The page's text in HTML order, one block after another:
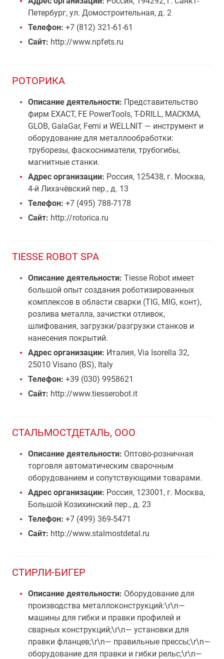
Петербург, ул. Домостроительная, д. 2
Телефон: +7 (812) 321-61-61
Сайт: http://www.npfets.ru
РОТОРИКА
Описание деятельности: Представительство
фирм EXACT, FE PowerTools, T-DRILL, MACKMA,
GLOB, GalaGar, Femi и WELLNIT — инструмент и
оборудование для металлообработки:
труборезы, фаскосниматели, трубогибы,
магнитные станки.
Адрес организации: Россия, 125438, г. Москва,
4-й Лихачёвский пер., д. 13
Телефон: +7 (495) 788-7178
Сайт: http://rotorica.ru
TIESSE ROBOT SPA
Описание деятельности: Tiesse Robot имеет
большой опыт создания роботизированных
комплексов в области сварки (TIG, MIG, конт),
розлива металла, зачистки отливок,
шлифования, загрузки/разгрузки станков и
нанесения покрытий.
Адрес организации: Италия, Via Isorella 32,
25010 Visano (BS), Italy
Телефон: +39 (030) 9958621
Сайт: http://www.tiesserobot.it
СТАЛЬМОСТДЕТАЛЬ, ООО
Описание деятельности: Оптово-розничная
торговля автоматическим сварочным
оборудованием и сопутствующими товарами.
Адрес организации: Россия, 123001, г. Москва,
Большой Козихинский пер., д. 23
Телефон: +7 (499) 369-5471
Сайт: http://www.stalmostdetal.ru
СТИРЛИ-БИГЕР
Описание деятельности: Оборудование для
производства металлоконструкций:\r\n—
машины для гибки и правки профилей и
сварных конструкций;\r\n— установки для
правки фланцев;\r\n— правильные прессы;\r\n—
оборудование для правки и гибки рельс;\r\n—